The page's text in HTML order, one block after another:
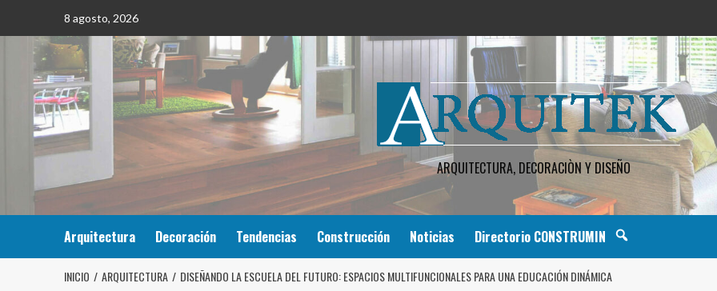
8 agosto, 2026
ARQUITECTURA, DECORACIÒN Y DISEÑO
Arquitectura Decoración Tendencias Construcción Noticias Directorio CONSTRUMIN
INICIO ARQUITECTURA DISEÑANDO LA ESCUELA DEL FUTURO: ESPACIOS MULTIFUNCIONALES PARA UNA EDUCACIÓN DINÁMICA